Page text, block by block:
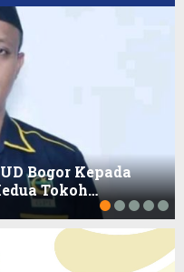
Bogor Kepada
Tokoh…